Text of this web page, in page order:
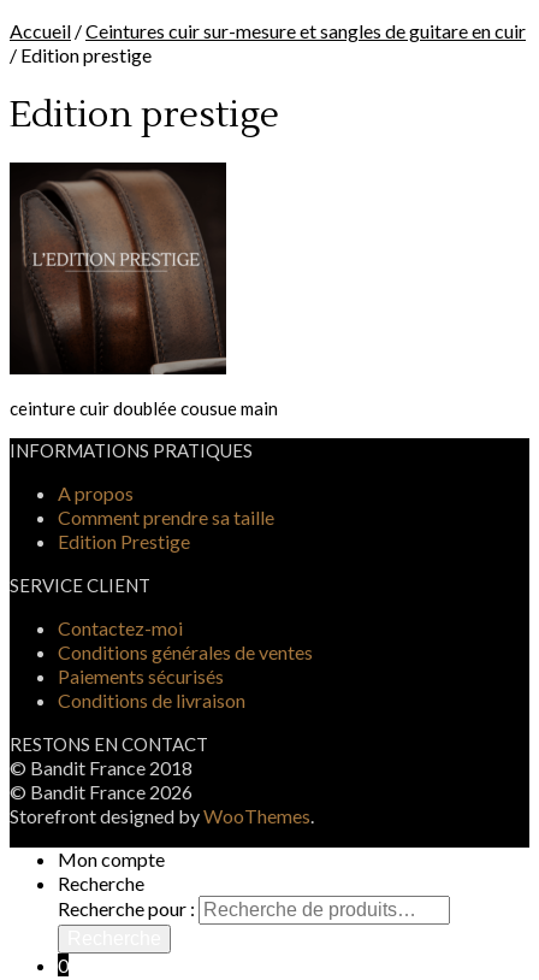
Accueil /Ceintures cuir sur-mesure et sangles de guitare en cuir
/ Edition prestige
Edition prestige
ceinture cuir doublée cousue main
INFORMATIONS PRATIQUES
A propos
Comment prendre sa taille
Edition Prestige
SERVICE CLIENT
Contactez-moi
Conditions générales de ventes
Paiements sécurisés
Conditions de livraison
RESTONS EN CONTACT
© Bandit France 2018
© Bandit France 2026
Storefront designed byWooThemes.
Mon compte
Recherche
Recherche pour :
0